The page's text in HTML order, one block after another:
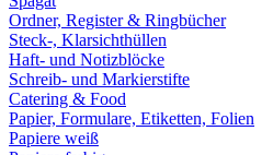
Ordner, Register & Ringbücher
Steck-, Klarsichthüllen
Haft- und Notizblöcke
Schreib- und Markierstifte
Catering & Food
Papier, Formulare, Etiketten, Folien
Papiere weiß